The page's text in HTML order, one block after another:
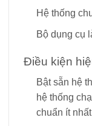
Hệ thống
Bộ dụng cụ
Điều kiện
Bật sẵn hệ
hệ thống
chuẩn ít